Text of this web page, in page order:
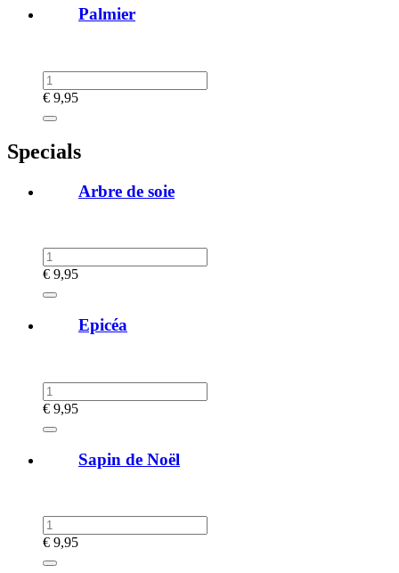
Palmier
€ 9,95
Specials
Arbre de soie
€ 9,95
Epicéa
€ 9,95
Sapin de Noël
€ 9,95